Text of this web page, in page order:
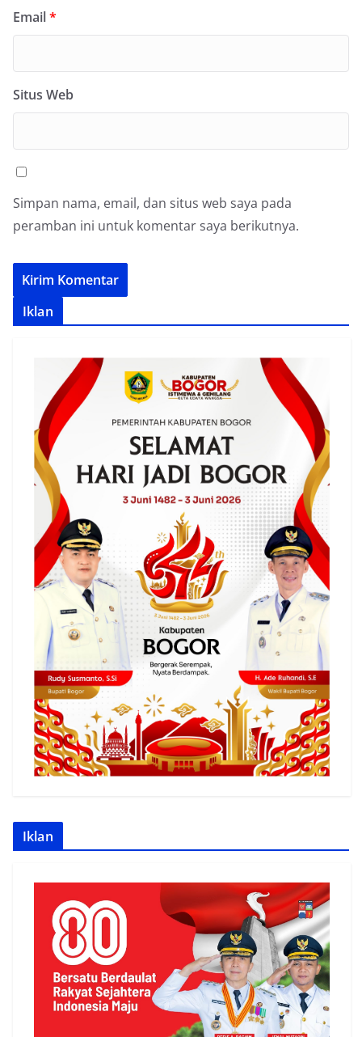
Email*
Situs Web
Simpan nama, email, dan situs web saya pada
peramban ini untuk komentar saya berikutnya.
Iklan
Iklan